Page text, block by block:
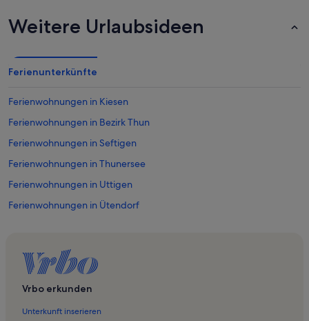
Weitere Urlaubsideen
Ferienunterkünfte
Ferienwohnungen in Kiesen
Ferienwohnungen in Bezirk Thun
Ferienwohnungen in Seftigen
Ferienwohnungen in Thunersee
Ferienwohnungen in Uttigen
Ferienwohnungen in Ütendorf
Ferienwohnungen in Buchholterberg
Ferienwohnungen in Fahrni
Ferienwohnungen in Goldiwil
Ferienwohnungen in Gwatt
Vrbo erkunden
Unterkunft inserieren